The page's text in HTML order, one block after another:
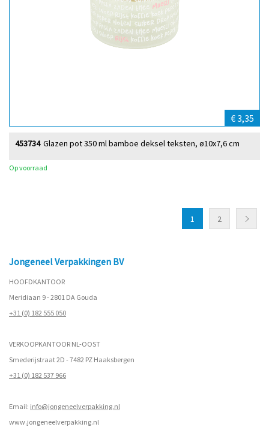
€ 3,35
Glazen pot 350 ml bamboe deksel teksten, ø10x7,6 cm
453734
Op voorraad
1 2
Jongeneel Verpakkingen BV
HOOFDKANTOOR
Meridiaan 9 - 2801 DA Gouda
+31 (0) 182 555 050
VERKOOPKANTOOR NL-OOST
Smederijstraat 2D - 7482 PZ Haaksbergen
+31 (0) 182 537 966
Email: info@jongeneelverpakking.nl
www.jongeneelverpakking.nl